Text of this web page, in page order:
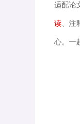
适配论
读、注
心。一